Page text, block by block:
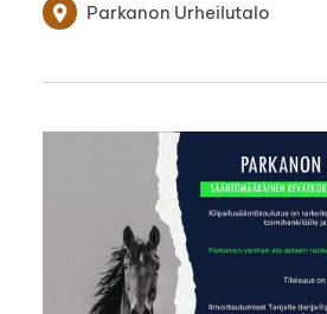
Parkanon Urheilutalo